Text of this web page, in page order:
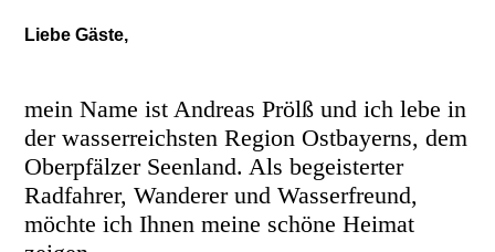
Liebe Gäste,
mein Name ist Andreas Prölß und ich lebe in
der wasserreichsten Region Ostbayerns, dem
Oberpfälzer Seenland. Als begeisterter
Radfahrer, Wanderer und Wasserfreund,
möchte ich Ihnen meine schöne Heimat